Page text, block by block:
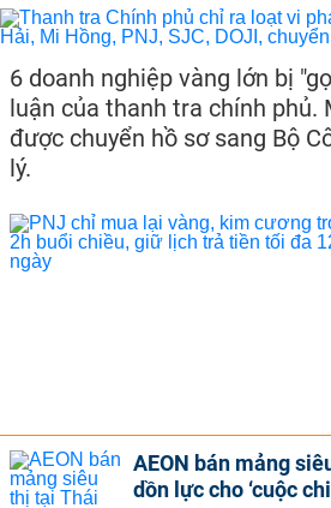
6 doanh nghiệp vàng lớn bị
luận của thanh tra chính phủ.
được chuyển hồ sơ sang Bộ
lý.
AEON bán mảng
dồn lực cho ‘cuộc